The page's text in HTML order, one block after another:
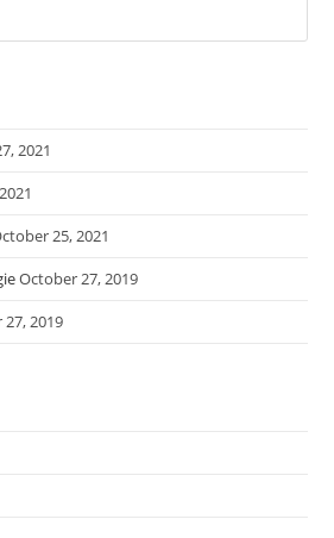
2021
25, 2021
October 27, 2019
2019